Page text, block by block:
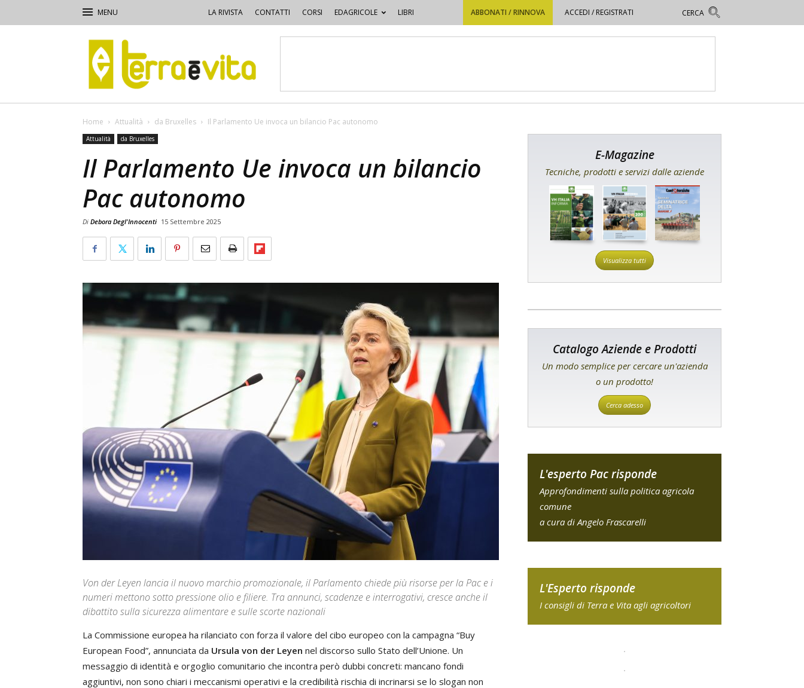
LA RIVISTA CONTATTI CORSI EDAGRICOLE LIBRI ABBONATI / RINNOVA ACCEDI / REGISTRATI
Terra
e
Vita
Home Attualità da Bruxelles Il Parlamento Ue invoca un bilancio Pac autonomo
Attualità da Bruxelles
Il Parlamento Ue invoca un bilancio
Pac autonomo
Di Debora Degl'Innocenti 15 Settembre 2025
Von der Leyen lancia il nuovo marchio promozionale, il Parlamento chiede più risorse per la Pac e i
numeri mettono sotto pressione olio e filiere. Tra annunci, scadenze e interrogativi, cresce anche il
dibattito sulla sicurezza alimentare e sulle scorte nazionali
La Commissione europea ha rilanciato con forza il valore del cibo europeo con la campagna “Buy
European Food”, annunciata da Ursula von der Leyen nel discorso sullo Stato dell’Unione. Un
messaggio di identità e orgoglio comunitario che incontra però dubbi concreti: mancano fondi
aggiuntivi, non sono chiari i meccanismi operativi e la credibilità rischia di incrinarsi se lo slogan non
E-Magazine
Tecniche, prodotti e servizi dalle aziende
Visualizza tutti
Catalogo Aziende e Prodotti
Un modo semplice per cercare un'azienda
o un prodotto!
Cerca adesso
L'esperto Pac risponde
Approfondimenti sulla politica agricola
comune
a cura di Angelo Frascarelli
L'Esperto risponde
I consigli di Terra e Vita agli agricoltori